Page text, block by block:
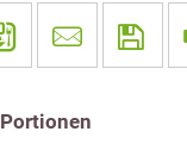
Portionen